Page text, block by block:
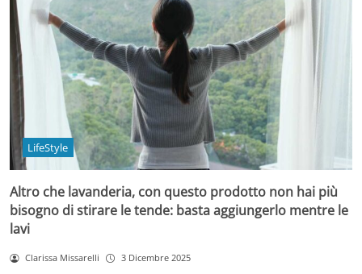
LifeStyle
Altro che lavanderia, con questo prodotto non hai più
bisogno di stirare le tende: basta aggiungerlo mentre le
lavi
Clarissa Missarelli 3 Dicembre 2025